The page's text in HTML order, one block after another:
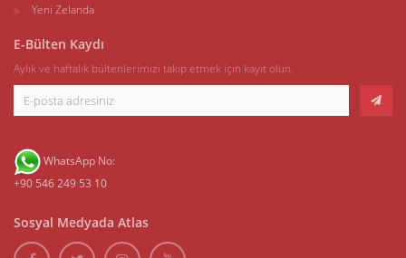
Yeni Zelanda
E-Bülten Kaydı
Aylık ve haftalık bültenlerimizi takip etmek için kayıt olun.
WhatsApp No:
+90 546 249 53 10
Sosyal Medyada Atlas